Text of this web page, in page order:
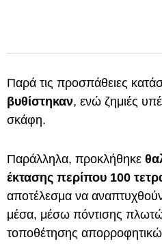
Παρά τις προσπάθειες
βυθίστηκαν, ενώ ζημιές
σκάφη.
Παράλληλα, προκλήθηκε
έκτασης περίπου 100
αποτέλεσμα να
μέσα, μέσω πόντισης
τοποθέτησης